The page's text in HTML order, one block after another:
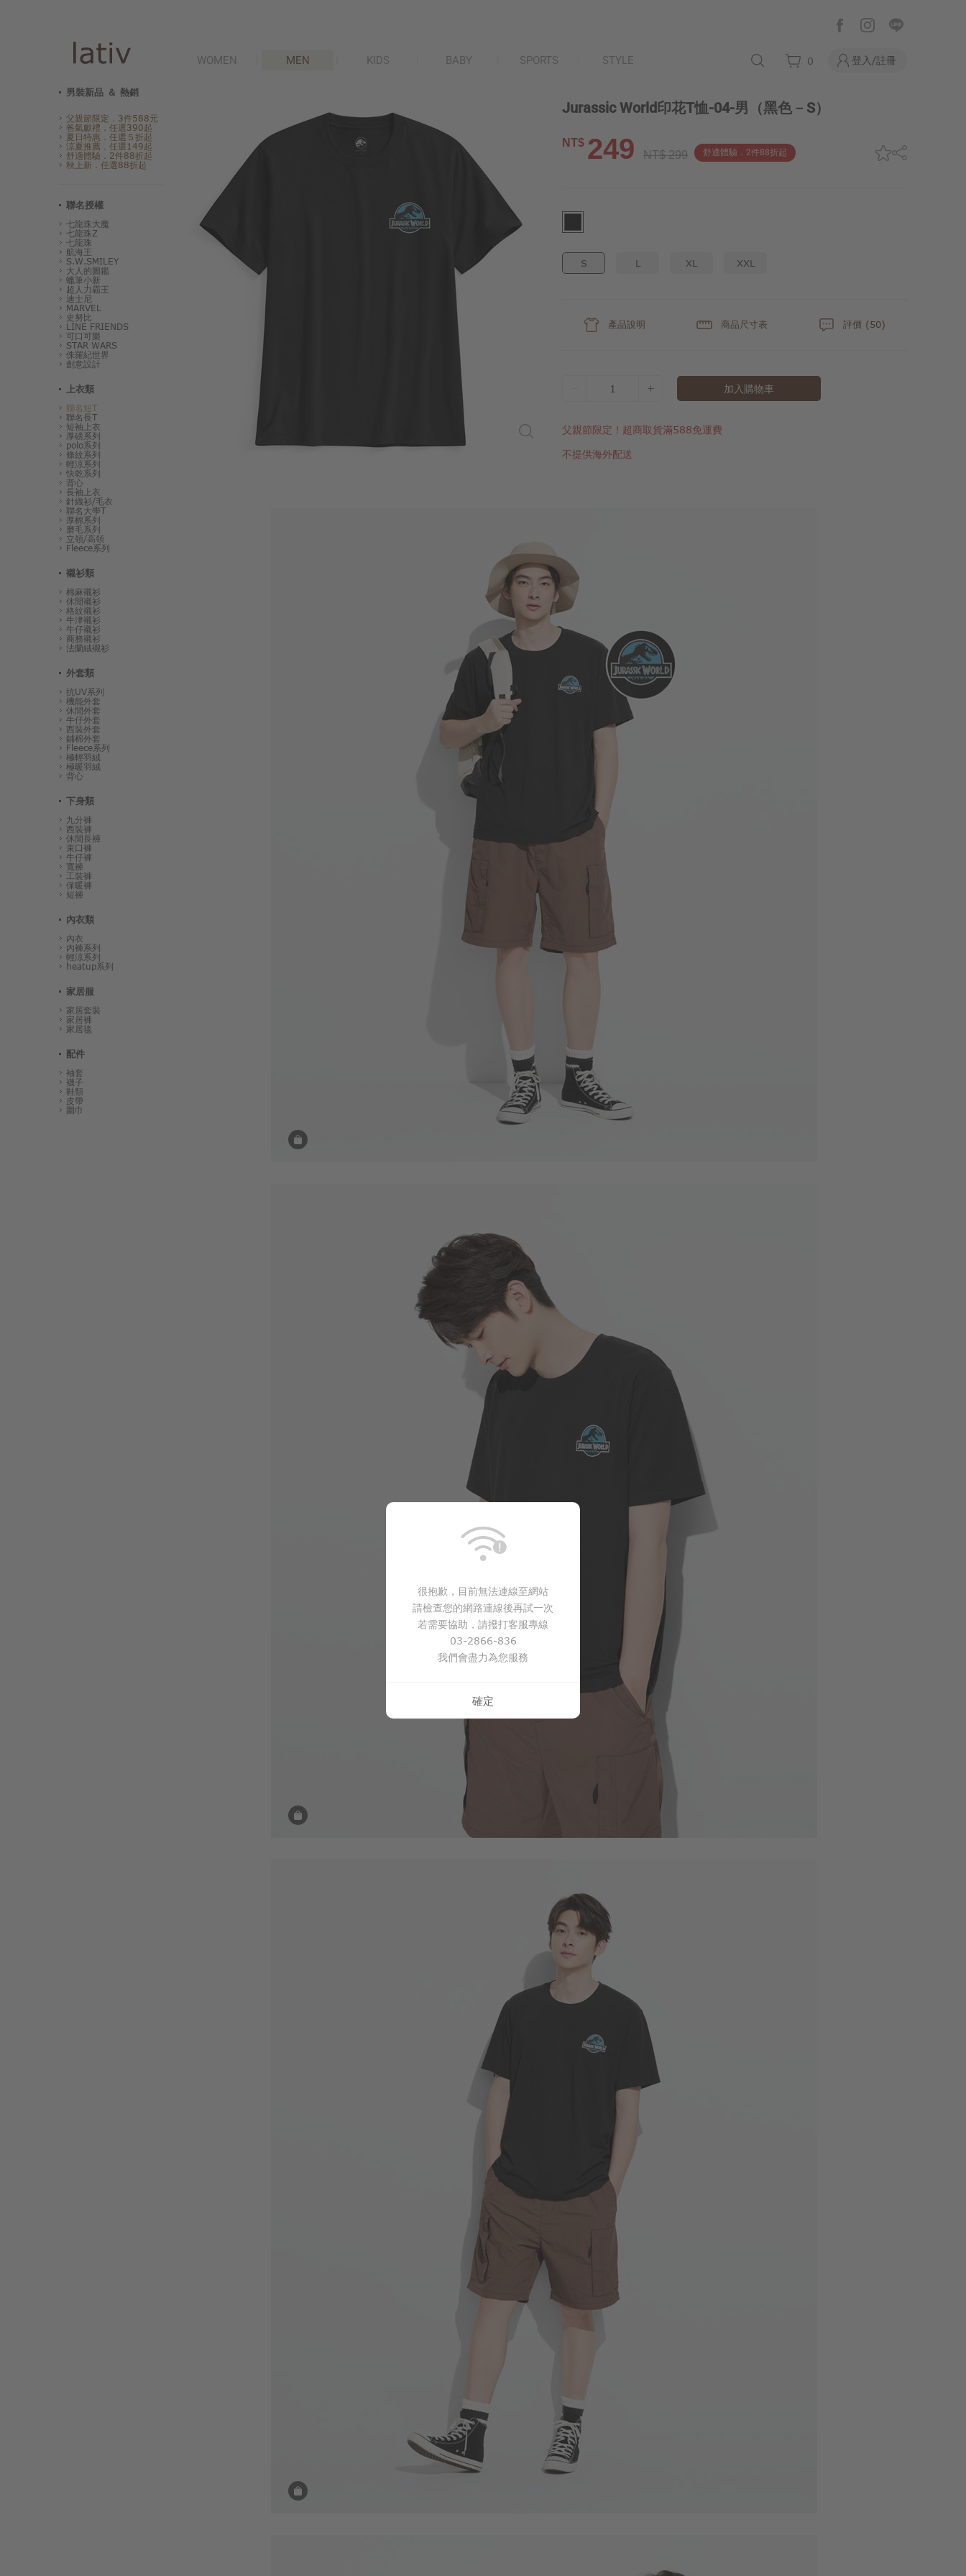
WOMEN MEN KIDS BABY SPORTS STYLE 0 登入/註冊
男裝新品 ＆ 熱銷
父親節限定．3件588元
爸氣獻禮．任選390起
夏日特惠．任選５折起
涼夏推薦．任選149起
舒適體驗．2件88折起
秋上新．任選88折起
聯名授權
七龍珠大魔
七龍珠Z
七龍珠
航海王
S.W.SMILEY
大人的圖鑑
蠟筆小新
超人力霸王
迪士尼
MARVEL
史努比
LINE FRIENDS
可口可樂
STAR WARS
侏羅紀世界
創意設計
上衣類
聯名短T
聯名長T
短袖上衣
厚磅系列
polo系列
條紋系列
輕涼系列
快乾系列
背心
長袖上衣
針織衫/毛衣
聯名大學T
厚棉系列
磨毛系列
立領/高領
Fleece系列
襯衫類
棉麻襯衫
休閒襯衫
格紋襯衫
牛津襯衫
牛仔襯衫
商務襯衫
法蘭絨襯衫
外套類
抗UV系列
機能外套
休閒外套
牛仔外套
西裝外套
鋪棉外套
Fleece系列
極輕羽絨
極暖羽絨
背心
下身類
九分褲
西裝褲
休閒長褲
束口褲
牛仔褲
寬褲
工裝褲
保暖褲
短褲
內衣類
內衣
內褲系列
輕涼系列
heatup系列
家居服
家居套裝
家居褲
家居毯
配件
袖套
襪子
鞋類
皮帶
圍巾
Jurassic World印花T恤-04-男 （黑色－S）
NT$ 249 NT$ 299 舒適體驗．2件88折起
S L XL XXL
產品說明 商品尺寸表 評價 (50)
1 加入購物車
父親節限定！超商取貨滿588免運費
不提供海外配送
249
$
很抱歉，目前無法連線至網站
請檢查您的網路連線後再試一次
若需要協助，請撥打客服專線
03-2866-836
我們會盡力為您服務
確定